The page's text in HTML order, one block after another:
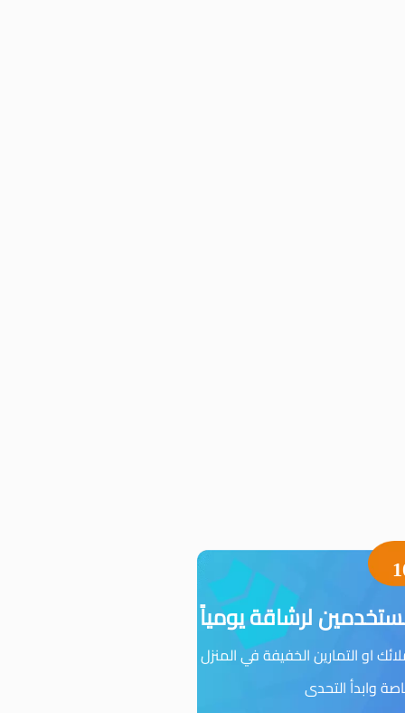
لرشاقة يومياً
او التمارين الخفيفة في المنزل
وابدأ التحدى